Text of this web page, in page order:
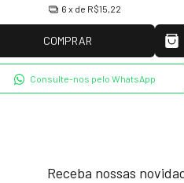
6 x de R$15,22
COMPRAR
Consulte-nos pelo WhatsApp
Receba nossas